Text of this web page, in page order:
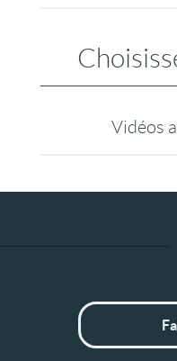
Vidéos